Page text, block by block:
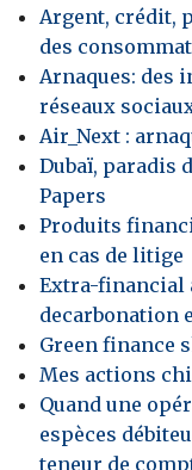
Argent, crédit,
des
Arnaques: des
réseaux
Air_Next :
Dubaï, paradis
Papers
Produits
en cas de litige
Extra-financial
decarbonation
Green finance
Mes actions
Quand une
espèces
teneur de